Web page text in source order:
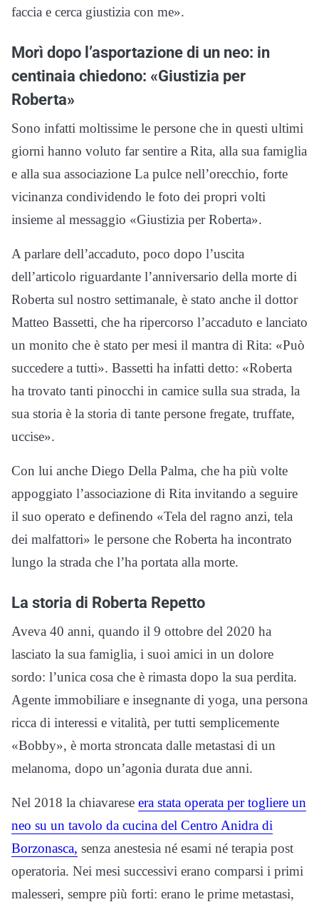
faccia e cerca giustizia con me».
Morì dopo l’asportazione di un neo: in
centinaia chiedono: «Giustizia per
Roberta»
Sono infatti moltissime le persone che in questi ultimi
giorni hanno voluto far sentire a Rita, alla sua famiglia
e alla sua associazione La pulce nell’orecchio, forte
vicinanza condividendo le foto dei propri volti
insieme al messaggio «Giustizia per Roberta».
A parlare dell’accaduto, poco dopo l’uscita
dell’articolo riguardante l’anniversario della morte di
Roberta sul nostro settimanale, è stato anche il dottor
Matteo Bassetti, che ha ripercorso l’accaduto e lanciato
un monito che è stato per mesi il mantra di Rita: «Può
succedere a tutti». Bassetti ha infatti detto: «Roberta
ha trovato tanti pinocchi in camice sulla sua strada, la
sua storia è la storia di tante persone fregate, truffate,
uccise».
Con lui anche Diego Della Palma, che ha più volte
appoggiato l’associazione di Rita invitando a seguire
il suo operato e definendo «Tela del ragno anzi, tela
dei malfattori» le persone che Roberta ha incontrato
lungo la strada che l’ha portata alla morte.
La storia di Roberta Repetto
Aveva 40 anni, quando il 9 ottobre del 2020 ha
lasciato la sua famiglia, i suoi amici in un dolore
sordo: l’unica cosa che è rimasta dopo la sua perdita.
Agente immobiliare e insegnante di yoga, una persona
ricca di interessi e vitalità, per tutti semplicemente
«Bobby», è morta stroncata dalle metastasi di un
melanoma, dopo un’agonia durata due anni.
Nel 2018 la chiavarese era stata operata per togliere un
neo su un tavolo da cucina del Centro Anidra di
Borzonasca, senza anestesia né esami né terapia post
operatoria. Nei mesi successivi erano comparsi i primi
malesseri, sempre più forti: erano le prime metastasi,